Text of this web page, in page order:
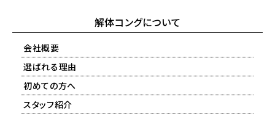
解体コングについて
会社概要
選ばれる理由
初めての方へ
スタッフ紹介